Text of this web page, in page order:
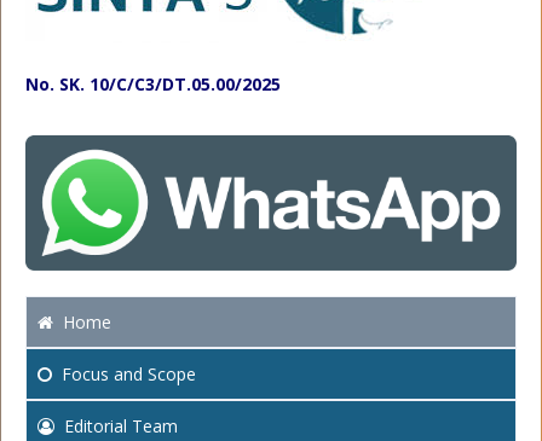
No. SK. 10/C/C3/DT.05.00/2025
Home
Focus and Scope
Editorial Team